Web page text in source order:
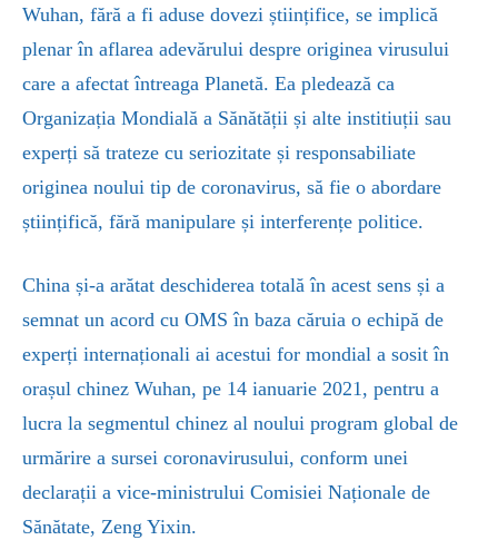
Wuhan, fără a fi aduse dovezi științifice, se implică
plenar în aflarea adevărului despre originea virusului
care a afectat întreaga Planetă. Ea pledează ca
Organizația Mondială a Sănătății și alte institiuții sau
experți să trateze cu seriozitate și responsabiliate
originea noului tip de coronavirus, să fie o abordare
științifică, fără manipulare și interferențe politice.
China și-a arătat deschiderea totală în acest sens și a
semnat un acord cu OMS în baza căruia o echipă de
experți internaționali ai acestui for mondial a sosit în
orașul chinez Wuhan, pe 14 ianuarie 2021, pentru a
lucra la segmentul chinez al noului program global de
urmărire a sursei coronavirusului, conform unei
declarații a vice-ministrului Comisiei Naționale de
Sănătate, Zeng Yixin.